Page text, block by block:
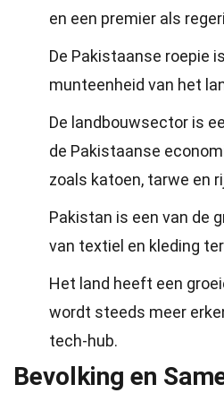
en een premier als
De Pakistaanse roepie
munteenheid van het
De landbouwsector is
de Pakistaanse
zoals katoen, tarwe en
Pakistan is een van de
van textiel en kleding
Het land heeft een
wordt steeds meer
tech-hub.
Bevolking en